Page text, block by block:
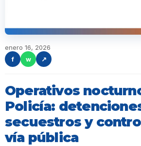
enero 16, 2026
f
w ↗
Operativos
Policía:
secuestros y
vía pública